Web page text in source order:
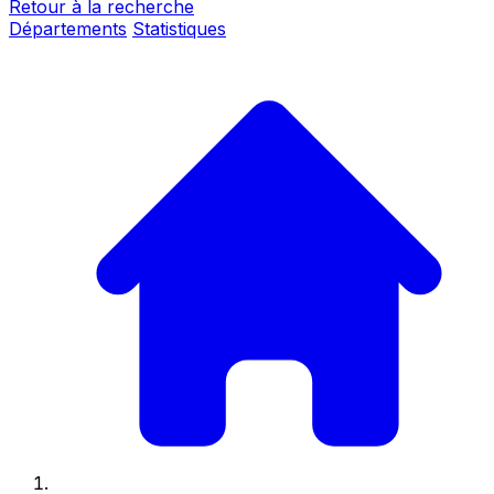
Retour à la recherche
Départements Statistiques